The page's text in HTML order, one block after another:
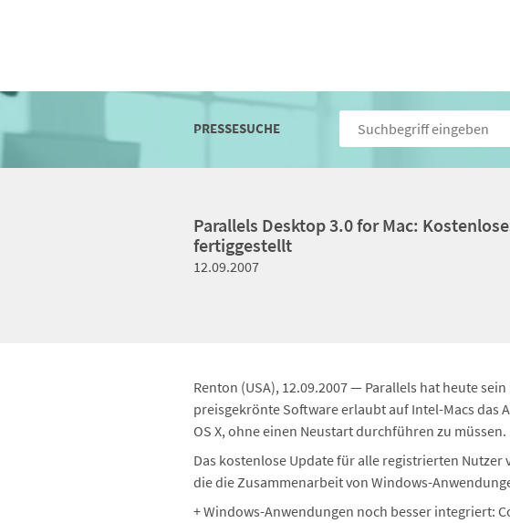
PRESSESUCHE
Parallels Desktop 3.0 for Mac:
fertiggestellt
12.09.2007
Renton (USA), 12.09.2007 — Parallels hat heute
preisgekrönte Software erlaubt auf Intel-Macs das
OS X, ohne einen Neustart durchführen zu müssen.
Das kostenlose Update für alle registrierten
die die Zusammenarbeit von Windows-
+ Windows-Anwendungen noch besser integriert: